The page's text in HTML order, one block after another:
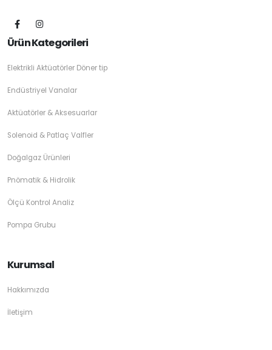
Ürün Kategorileri
Elektrikli Aktüatörler Döner tip
Endüstriyel Vanalar
Aktüatörler & Aksesuarlar
Solenoid & Patlaç Valfler
Doğalgaz Ürünleri
Pnömatik & Hidrolik
Ölçü Kontrol Analiz
Pompa Grubu
Kurumsal
Hakkımızda
İletişim